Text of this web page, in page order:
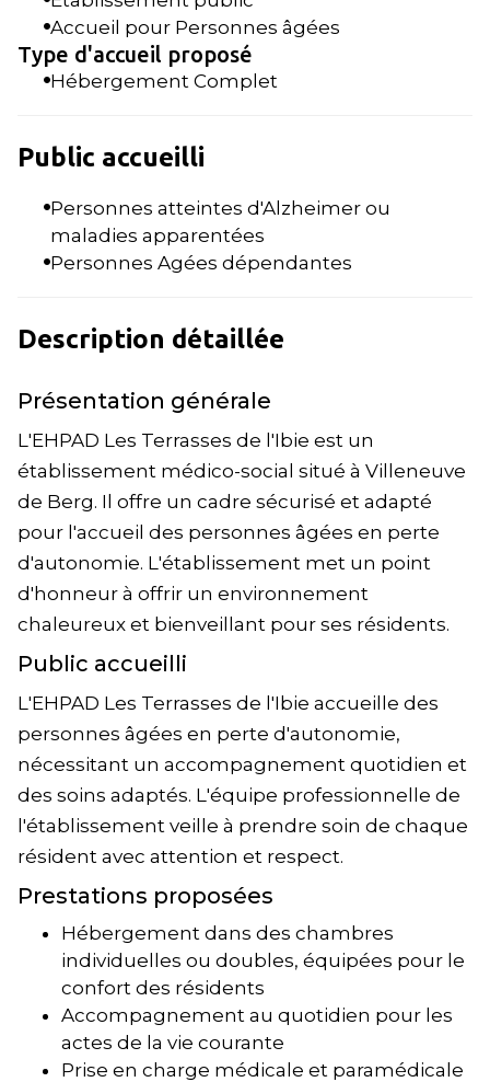
Accueil pour Personnes âgées
Type d'accueil proposé
Hébergement Complet
Public accueilli
Personnes atteintes d'Alzheimer ou
maladies apparentées
Personnes Agées dépendantes
Description détaillée
Présentation générale
L'EHPAD Les Terrasses de l'Ibie est un
établissement médico-social situé à Villeneuve
de Berg. Il offre un cadre sécurisé et adapté
pour l'accueil des personnes âgées en perte
d'autonomie. L'établissement met un point
d'honneur à offrir un environnement
chaleureux et bienveillant pour ses résidents.
Public accueilli
L'EHPAD Les Terrasses de l'Ibie accueille des
personnes âgées en perte d'autonomie,
nécessitant un accompagnement quotidien et
des soins adaptés. L'équipe professionnelle de
l'établissement veille à prendre soin de chaque
résident avec attention et respect.
Prestations proposées
Hébergement dans des chambres
individuelles ou doubles, équipées pour le
confort des résidents
Accompagnement au quotidien pour les
actes de la vie courante
Prise en charge médicale et paramédicale